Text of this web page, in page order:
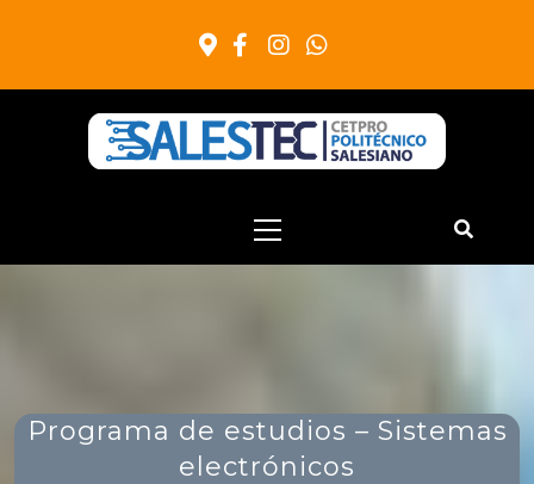
Salestec
Programa de estudios – Sistemas
electrónicos